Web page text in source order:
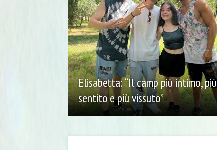
Elisabetta: “Il camp più intimo, più
sentito e più vissuto”